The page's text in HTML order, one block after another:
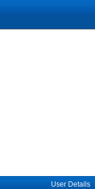
User Details